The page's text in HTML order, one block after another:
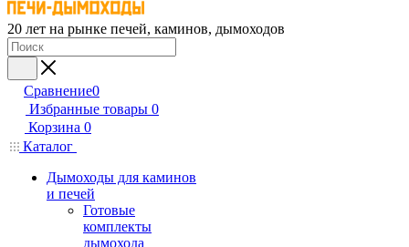
20 лет на рынке печей, каминов, дымоходов
Сравнение0
Избранные товары 0
Корзина 0
Каталог
Дымоходы для каминов
и печей
Готовые
комплекты
дымохода